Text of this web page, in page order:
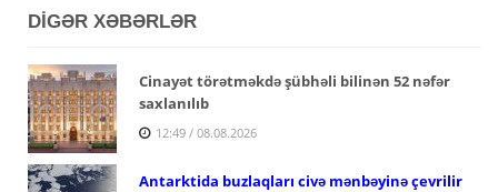
DİGƏR XƏBƏRLƏR
Cinayət törətməkdə şübhəli bilinən 52 nəfər
saxlanılıb
12:49 / 08.08.2026
Antarktida buzlaqları civə mənbəyinə çevrilir